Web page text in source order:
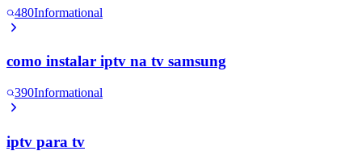
480Informational
como instalar iptv na tv samsung
390Informational
iptv para tv